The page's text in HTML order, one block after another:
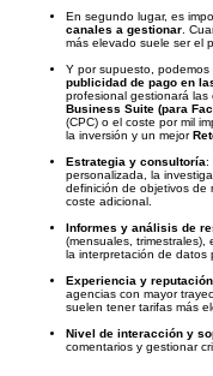
En segundo lugar, es
canales a gestionar .
más elevado suele ser el
Y por supuesto,
publicidad de pago en
profesional gestionará las
Business Suite (para
(CPC) o el coste por mil
la inversión y un mejor
Estrategia y consultoría:
personalizada, la
definición de objetivos de
coste adicional.
Informes y análisis de
(mensuales, trimestrales),
la interpretación de datos
Experiencia y
agencias con mayor
suelen tener tarifas más
Nivel de interacción y
comentarios y gestionar